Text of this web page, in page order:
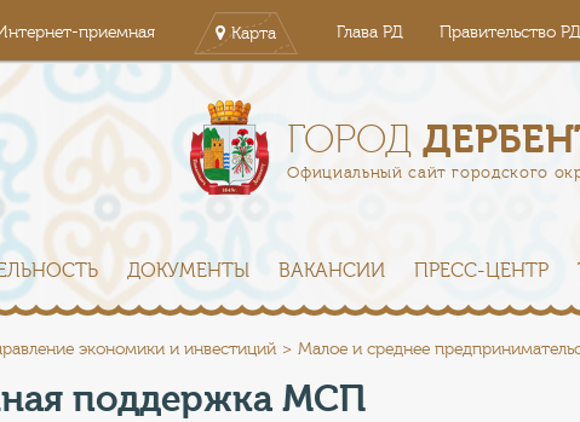
приемная Карта Глава РД Правительство РД
ГОРОД
Официальный сайт городского
ДОКУМЕНТЫ ВАКАНСИИ ПРЕСС-ЦЕНТР
экономики и инвестиций Малое и среднее
поддержка МСП